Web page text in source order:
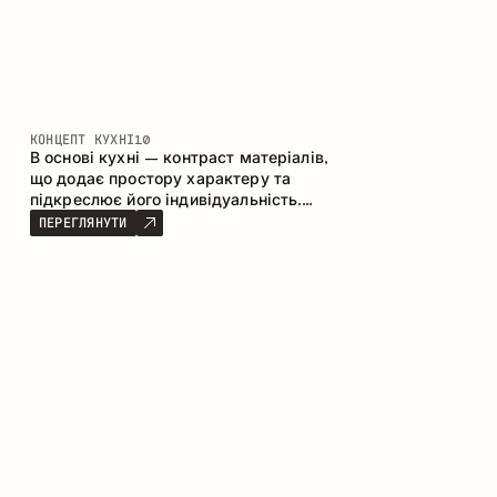
КОНЦЕПТ КУХНІ10
В основі кухні – контраст матеріалів,
що додає простору характеру та
підкреслює його індивідуальність.
Дерево, метал і скло створюють
збалансовану та стильну композицію.
ПЕРЕГЛЯНУТИ